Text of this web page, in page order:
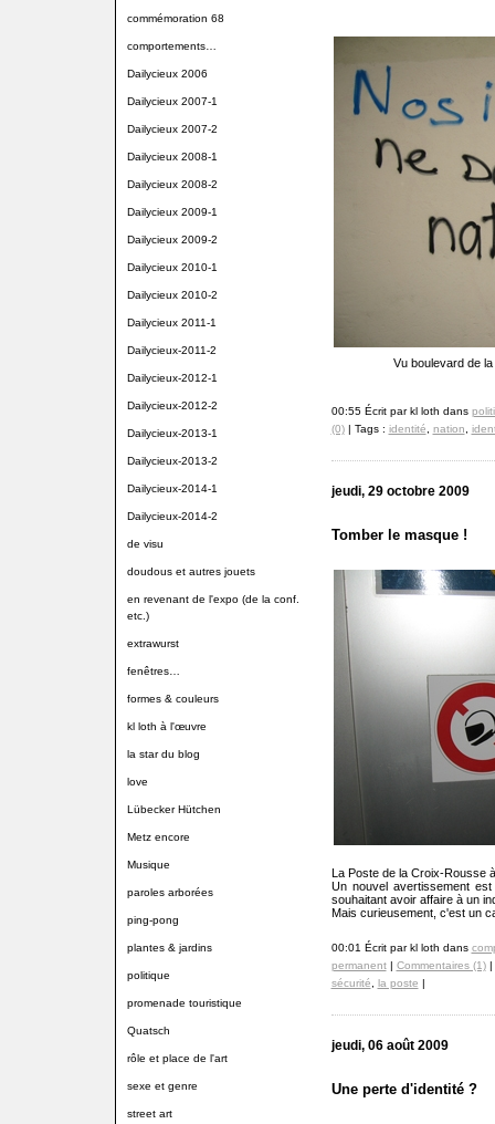
commémoration 68
comportements…
Dailycieux 2006
Dailycieux 2007-1
Dailycieux 2007-2
Dailycieux 2008-1
Dailycieux 2008-2
Dailycieux 2009-1
Dailycieux 2009-2
Dailycieux 2010-1
Dailycieux 2010-2
Dailycieux 2011-1
Dailycieux-2011-2
Dailycieux-2012-1
Dailycieux-2012-2
Dailycieux-2013-1
Dailycieux-2013-2
Dailycieux-2014-1
Dailycieux-2014-2
de visu
doudous et autres jouets
en revenant de l'expo (de la conf.
etc.)
extrawurst
fenêtres…
formes & couleurs
kl loth à l'œuvre
la star du blog
love
Lübecker Hütchen
Metz encore
Musique
paroles arborées
ping-pong
plantes & jardins
politique
promenade touristique
Quatsch
rôle et place de l'art
sexe et genre
street art
Vu boulevard de
00:55 Écrit par kl loth dans
(0)| Tags : identité nation
jeudi, 29 octobre 2009
Tomber le masque !
La Poste de la Croix-Rousse
Un nouvel avertissement
souhaitant avoir affaire à un
Mais curieusement, c'est un
00:01 Écrit par kl loth dans
permanent| Commentaires (1)|
sécurité, la poste
jeudi, 06 août 2009
Une perte d'identité ?